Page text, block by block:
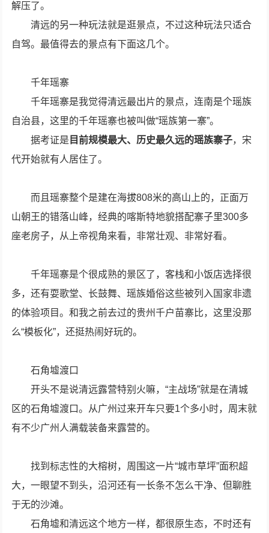
解压了。
清远的另一种玩法就是逛景点，不过这种玩法只适合
自驾。最值得去的景点有下面这几个。
千年瑶寨
千年瑶寨是我觉得清远最出片的景点，连南是个瑶族
自治县，这里的千年瑶寨也被叫做“瑶族第一寨”。
据考证是 目前规模最大、历史最久远的瑶族寨子，宋
代开始就有人居住了。
而且瑶寨整个是建在海拔808米的高山上的，正面万
山朝王的错落山峰，经典的喀斯特地貌搭配寨子里300多
座老房子，从上帝视角来看，非常壮观、非常好看。
千年瑶寨是个很成熟的景区了，客栈和小饭店选择很
多，还有耍歌堂、长鼓舞、瑶族婚俗这些被列入国家非遗
的体验项目。和我之前去过的贵州千户苗寨比，这里没那
么“模板化”，还挺热闹好玩的。
石角墟渡口
开头不是说清远露营特别火嘛，“主战场”就是在清城
区的石角墟渡口。从广州过来开车只要1个多小时，周末就
有不少广州人满载装备来露营的。
找到标志性的大榕树，周围这一片“城市草坪”面积超
大，一眼望不到头，沿河还有一长条不怎么干净、但聊胜
于无的沙滩。
石角墟和清远这个地方一样，都很原生态，不时还有